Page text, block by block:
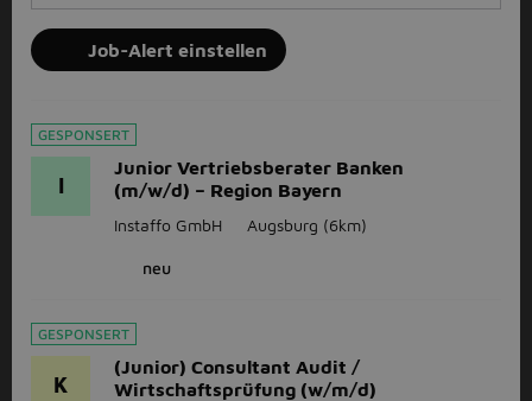
Job-Alert einstellen
GESPONSERT
I
Junior Vertriebsberater Banken
(m/w/d) – Region Bayern
Instaffo GmbH Augsburg (6km)
neu
GESPONSERT
K
(Junior) Consultant Audit /
Wirtschaftsprüfung (w/m/d)